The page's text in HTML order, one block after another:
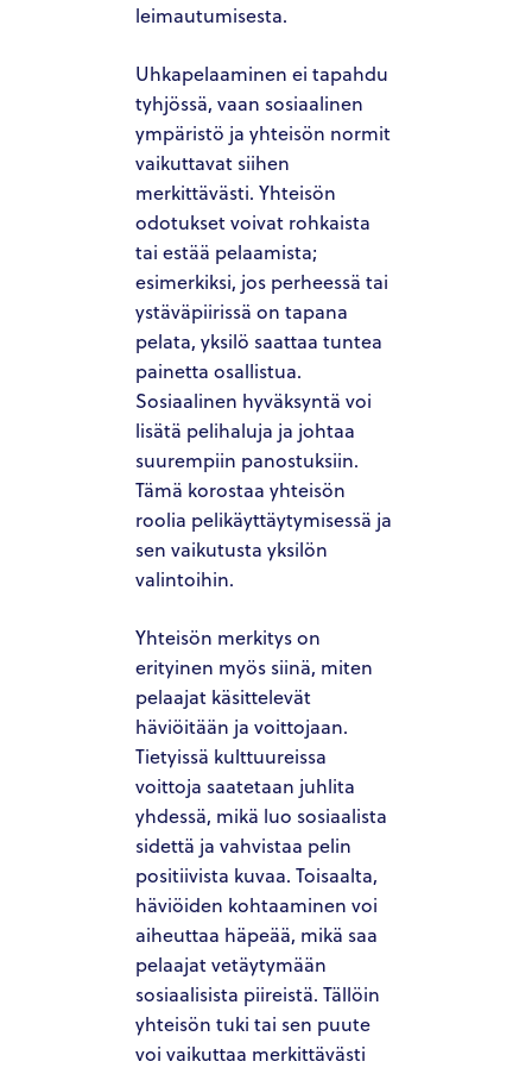
leimautumisesta.
Uhkapelaaminen ei tapahdu
tyhjössä, vaan sosiaalinen
ympäristö ja yhteisön normit
vaikuttavat siihen
merkittävästi. Yhteisön
odotukset voivat rohkaista
tai estää pelaamista;
esimerkiksi, jos perheessä tai
ystäväpiirissä on tapana
pelata, yksilö saattaa tuntea
painetta osallistua.
Sosiaalinen hyväksyntä voi
lisätä pelihaluja ja johtaa
suurempiin panostuksiin.
Tämä korostaa yhteisön
roolia pelikäyttäytymisessä ja
sen vaikutusta yksilön
valintoihin.
Yhteisön merkitys on
erityinen myös siinä, miten
pelaajat käsittelevät
häviöitään ja voittojaan.
Tietyissä kulttuureissa
voittoja saatetaan juhlita
yhdessä, mikä luo sosiaalista
sidettä ja vahvistaa pelin
positiivista kuvaa. Toisaalta,
häviöiden kohtaaminen voi
aiheuttaa häpeää, mikä saa
pelaajat vetäytymään
sosiaalisista piireistä. Tällöin
yhteisön tuki tai sen puute
voi vaikuttaa merkittävästi
HOME
ABOUT US
OUR TEAM
PACIFIC SANDS PROPERTIES
PACIFIC SANDS HOMES
ACQUISITION CRITERIA
PRESS & MEDIA
PACIFIC SANDS RYANIK HOLDINGS